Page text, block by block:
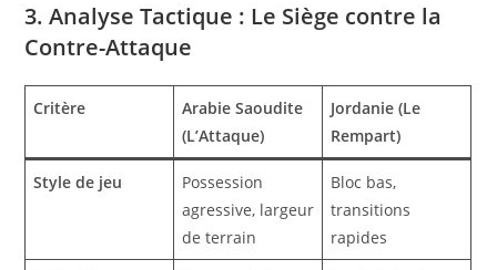
3. Analyse Tactique : Le Siège contre la
Contre-Attaque
Critère
Arabie Saoudite
(L’Attaque)
Jordanie (Le
Rempart)
Style de jeu
Possession
agressive, largeur
de terrain
Bloc bas,
transitions
rapides